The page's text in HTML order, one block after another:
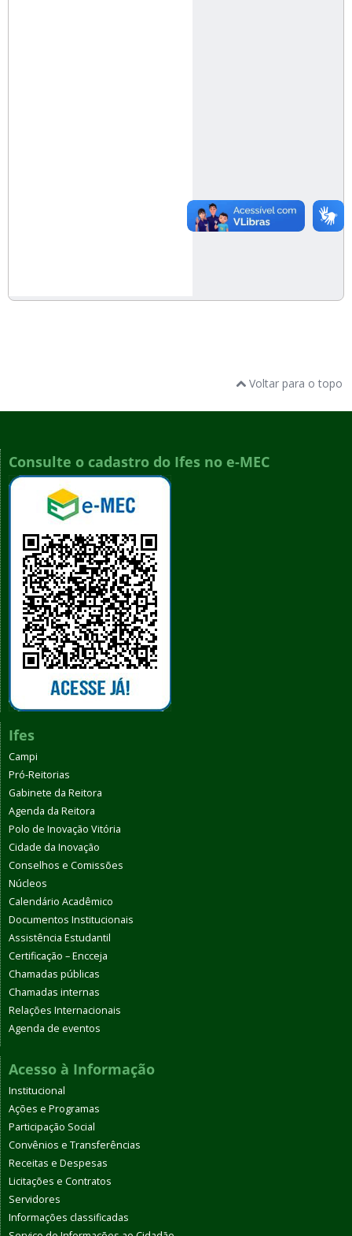
Voltar para o topo
Consulte o cadastro do Ifes no e-MEC
Ifes
Campi
Pró-Reitorias
Gabinete da Reitora
Agenda da Reitora
Polo de Inovação Vitória
Cidade da Inovação
Conselhos e Comissões
Núcleos
Calendário Acadêmico
Documentos Institucionais
Assistência Estudantil
Certificação – Encceja
Chamadas públicas
Chamadas internas
Relações Internacionais
Agenda de eventos
Acesso à Informação
Institucional
Ações e Programas
Participação Social
Convênios e Transferências
Receitas e Despesas
Licitações e Contratos
Servidores
Informações classificadas